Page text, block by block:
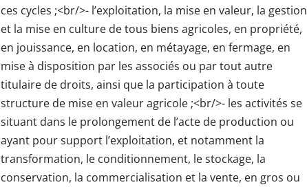
ces cycles ;<br/>- l’exploitation, la mise en valeur, la gestion
et la mise en culture de tous biens agricoles, en propriété,
en jouissance, en location, en métayage, en fermage, en
mise à disposition par les associés ou par tout autre
titulaire de droits, ainsi que la participation à toute
structure de mise en valeur agricole ;<br/>- les activités se
situant dans le prolongement de l’acte de production ou
ayant pour support l’exploitation, et notamment la
transformation, le conditionnement, le stockage, la
conservation, la commercialisation et la vente, en gros ou